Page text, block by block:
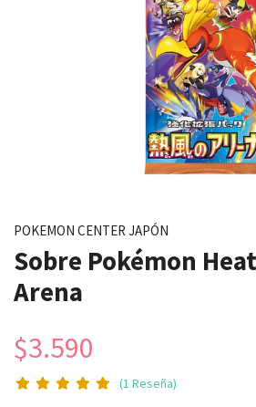
POKEMON CENTER JAPÓN
Sobre Pokémon
Arena
$3.590
(1 Reseña)